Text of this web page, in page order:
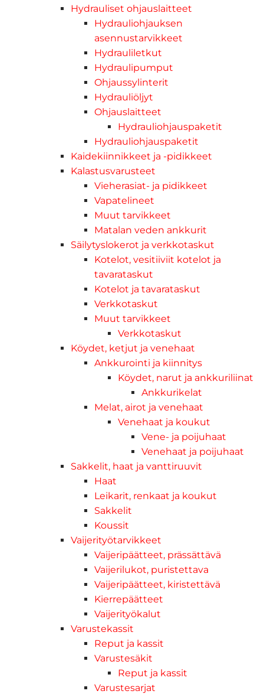
Hydrauliset ohjauslaitteet
Hydrauliohjauksen
asennustarvikkeet
Hydrauliletkut
Hydraulipumput
Ohjaussylinterit
Hydrauliöljyt
Ohjauslaitteet
Hydrauliohjauspaketit
Hydrauliohjauspaketit
Kaidekiinnikkeet ja -pidikkeet
Kalastusvarusteet
Vieherasiat- ja pidikkeet
Vapatelineet
Muut tarvikkeet
Matalan veden ankkurit
Säilytyslokerot ja verkkotaskut
Kotelot, vesitiiviit kotelot ja
tavarataskut
Kotelot ja tavarataskut
Verkkotaskut
Muut tarvikkeet
Verkkotaskut
Köydet, ketjut ja venehaat
Ankkurointi ja kiinnitys
Köydet, narut ja ankkuriliinat
Ankkurikelat
Melat, airot ja venehaat
Venehaat ja koukut
Vene- ja poijuhaat
Venehaat ja poijuhaat
Sakkelit, haat ja vanttiruuvit
Haat
Leikarit, renkaat ja koukut
Sakkelit
Koussit
Vaijerityötarvikkeet
Vaijeripäätteet, prässättävä
Vaijerilukot, puristettava
Vaijeripäätteet, kiristettävä
Kierrepäätteet
Vaijerityökalut
Varustekassit
Reput ja kassit
Varustesäkit
Reput ja kassit
Varustesarjat